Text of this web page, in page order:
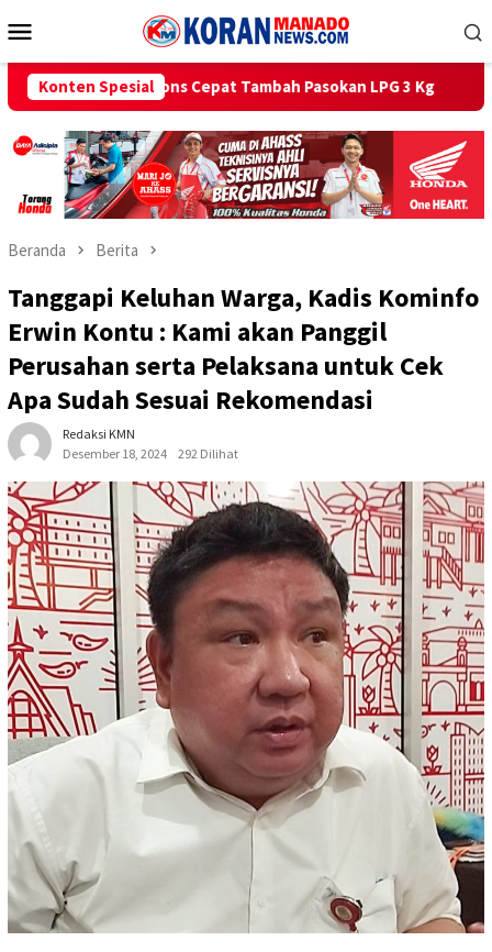
ke
Mobile
Konten Spesial
Tambah Pasokan LPG 3 Kg Bagi Bendera Merah
Beranda Berita
Tanggapi Keluhan Warga, Kadis Kominfo
Erwin Kontu : Kami akan Panggil
Perusahan serta Pelaksana untuk Cek
Apa Sudah Sesuai Rekomendasi
Redaksi KMN
Desember 18, 2024
292 Dilihat